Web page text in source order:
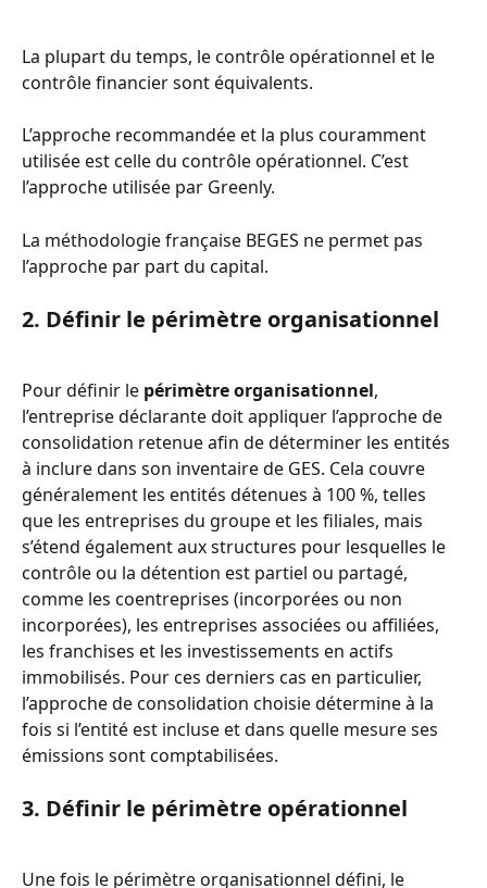
La plupart du temps, le contrôle opérationnel et le
contrôle financier sont équivalents.
L’approche recommandée et la plus couramment
utilisée est celle du contrôle opérationnel. C’est
l’approche utilisée par Greenly.
La méthodologie française BEGES ne permet pas
l’approche par part du capital.
2. Définir le périmètre organisationnel
Pour définir le périmètre organisationnel,
l’entreprise déclarante doit appliquer l’approche de
consolidation retenue afin de déterminer les entités
à inclure dans son inventaire de GES. Cela couvre
généralement les entités détenues à 100 %, telles
que les entreprises du groupe et les filiales, mais
s’étend également aux structures pour lesquelles le
contrôle ou la détention est partiel ou partagé,
comme les coentreprises (incorporées ou non
incorporées), les entreprises associées ou affiliées,
les franchises et les investissements en actifs
immobilisés. Pour ces derniers cas en particulier,
l’approche de consolidation choisie détermine à la
fois si l’entité est incluse et dans quelle mesure ses
émissions sont comptabilisées.
3. Définir le périmètre opérationnel
Une fois le périmètre organisationnel défini, le